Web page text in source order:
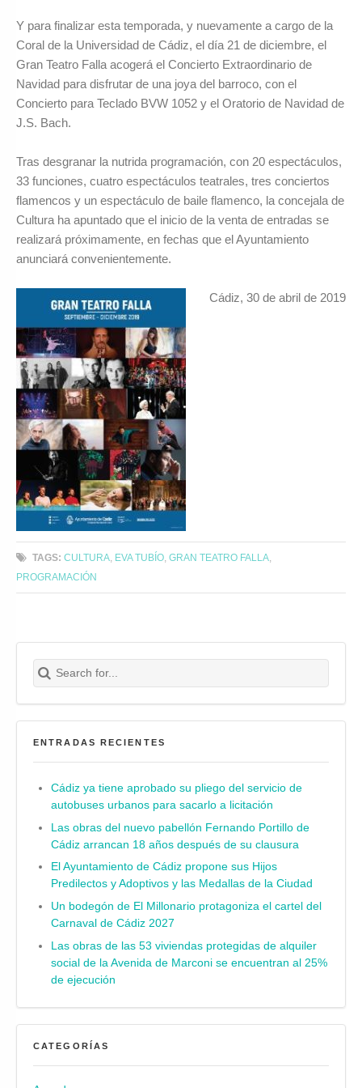
Y para finalizar esta temporada, y nuevamente a cargo de la
Coral de la Universidad de Cádiz, el día 21 de diciembre, el
Gran Teatro Falla acogerá el Concierto Extraordinario de
Navidad para disfrutar de una joya del barroco, con el
Concierto para Teclado BVW 1052 y el Oratorio de Navidad de
J.S. Bach.
Tras desgranar la nutrida programación, con 20 espectáculos,
33 funciones, cuatro espectáculos teatrales, tres conciertos
flamencos y un espectáculo de baile flamenco, la concejala de
Cultura ha apuntado que el inicio de la venta de entradas se
realizará próximamente, en fechas que el Ayuntamiento
anunciará convenientemente.
Cádiz, 30 de abril de 2019
TAGS: CULTURA EVA TUBÍO ,GRAN TEATRO FALLA
PROGRAMACIÓN
Search for:
Buscar
ENTRADAS RECIENTES
Cádiz ya tiene aprobado su pliego del servicio de
autobuses urbanos para sacarlo a licitación
Las obras del nuevo pabellón Fernando Portillo de
Cádiz arrancan 18 años después de su clausura
El Ayuntamiento de Cádiz propone sus Hijos
Predilectos y Adoptivos y las Medallas de la Ciudad
Un bodegón de El Millonario protagoniza el cartel del
Carnaval de Cádiz 2027
Las obras de las 53 viviendas protegidas de alquiler
social de la Avenida de Marconi se encuentran al 25%
de ejecución
CATEGORÍAS